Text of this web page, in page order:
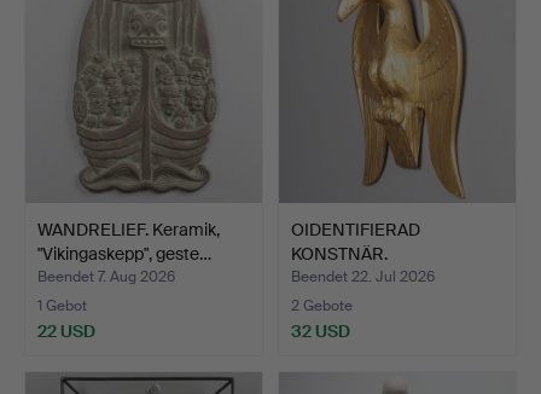
WANDRELIEF. Keramik,
"Vikingaskepp", geste…
Beendet 7. Aug 2026
1 Gebot
22 USD
OIDENTIFIERAD
KONSTNÄR.
WANDSCHMUCK. Holzs…
Beendet 22. Jul 2026
2 Gebote
32 USD